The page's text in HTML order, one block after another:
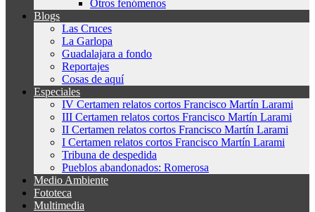
Otros fenómenos
Blogs
Las Cruces
La Garlopa
Guadalajara a fondo
Reportajes
Cosas de aquí
Especiales
IV Certamen relatos cortos Francisco Martín Larami
III Certamen relatos cortos Francisco Martín Larami
II Certamen relatos cortos Francisco Martín Larami
I Certamen relatos cortos Francisco Martín Larami
Tribuna de despedida
Pueblos abandonados: Romerosa
Medio Ambiente
Fototeca
Multimedia